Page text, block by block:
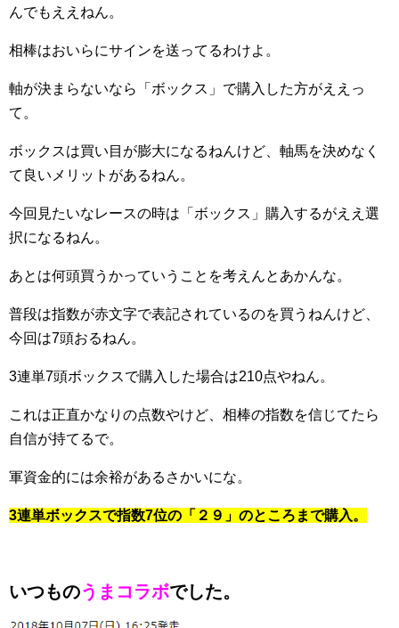
んでもええねん。
相棒はおいらにサインを送ってるわけよ。
軸が決まらないなら「ボックス」で購入した方がええっ
て。
ボックスは買い目が膨大になるねんけど、軸馬を決めなく
て良いメリットがあるねん。
今回見たいなレースの時は「ボックス」購入するがええ選
択になるねん。
あとは何頭買うかっていうことを考えんとあかんな。
普段は指数が赤文字で表記されているのを買うねんけど、
今回は7頭おるねん。
3連単7頭ボックスで購入した場合は210点やねん。
これは正直かなりの点数やけど、相棒の指数を信じてたら
自信が持てるで。
軍資金的には余裕があるさかいにな。
3連単ボックスで指数7位の「２９」のところまで購入。
いつものうまコラボでした。